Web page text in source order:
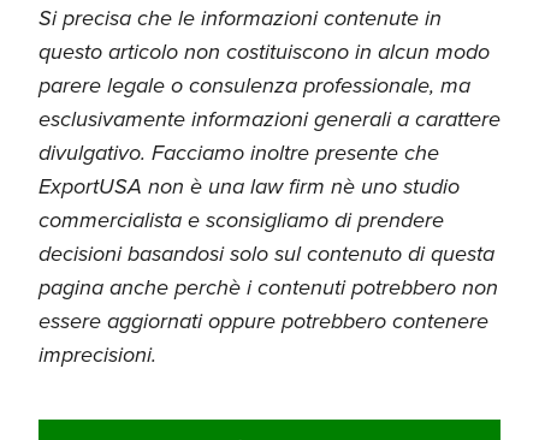
Si precisa che le informazioni contenute in
questo articolo non costituiscono in alcun modo
parere legale o consulenza professionale, ma
esclusivamente informazioni generali a carattere
divulgativo. Facciamo inoltre presente che
ExportUSA non è una law firm nè uno studio
commercialista e sconsigliamo di prendere
decisioni basandosi solo sul contenuto di questa
pagina anche perchè i contenuti potrebbero non
essere aggiornati oppure potrebbero contenere
imprecisioni.